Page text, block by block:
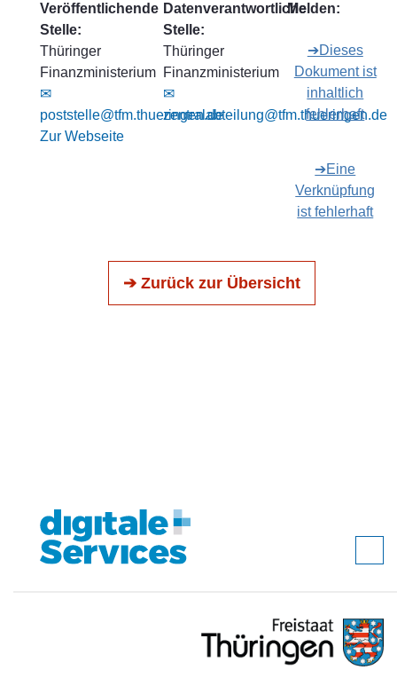
Veröffentlichende
Stelle:
Thüringer
Finanzministerium
✉
poststelle@tfm.thueringen.de
Zur Webseite
Datenverantwortliche
Stelle:
Thüringer
Finanzministerium
✉
zentralabteilung@tfm.thueringen.de
Melden:
➔Dieses
Dokument ist
inhaltlich
fehlerhaft
➔Eine
Verknüpfung
ist fehlerhaft
➔ Zurück zur Übersicht